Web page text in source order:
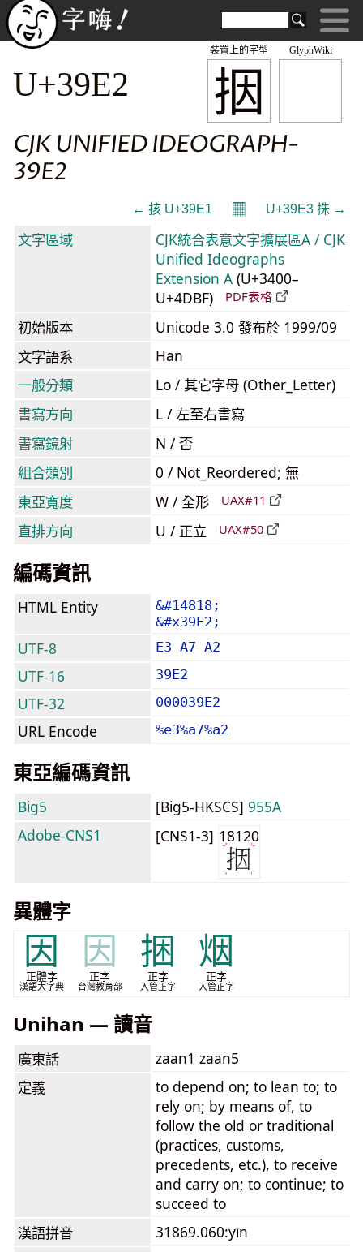
GlyphWiki
㧢
裝置上的字型
U+39E2
CJK UNIFIED IDEOGRAPH-
39E2
← 㧡 U+39E1 𝄜 U+39E3 㧣 →
文字區域
CJK統合表意文字擴展區A / CJK
Unified Ideographs
Extension A (U+3400–
U+4DBF)
PDF表格
初始版本
Unicode 3.0 發布於 1999/09
文字語系
Han
一般分類
Lo / 其它字母 (Other_Letter)
書寫方向
L / 左至右書寫
書寫鏡射
N / 否
組合類別
0 / Not_Reordered; 無
東亞寬度
W / 全形 UAX#11
直排方向 U / 正立 UAX#50
編碼資訊
HTML Entity
&#14818;
&#x39E2;
UTF-8 E3 A7 A2
UTF-16 39E2
UTF-32 000039E2
URL Encode %e3%a7%a2
東亞編碼資訊
Big5 [Big5-HKSCS] 955A
Adobe-CNS1
[CNS1-3] 18120
異體字
因
正體字
漢語大字典
因
正字
台灣教育部
捆
正字
入管正字
烟
正字
入管正字
Unihan — 讀音
廣東話
zaan1 zaan5
定義
to depend on; to lean to; to
rely on; by means of, to
follow the old or traditional
(practices, customs,
precedents, etc.), to receive
and carry on; to continue; to
succeed to
漢語拼音
31869.060:yīn